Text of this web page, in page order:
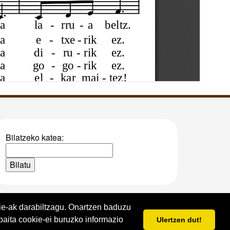
ak darabiltzagu. Onartzen baduzu
cookie-ei buruzko informazio
Ulertzen dut!
Bilatzeko katea: